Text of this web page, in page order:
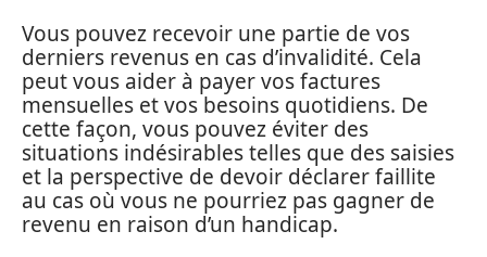
Vous pouvez recevoir une partie de vos
derniers revenus en cas d’invalidité. Cela
peut vous aider à payer vos factures
mensuelles et vos besoins quotidiens. De
cette façon, vous pouvez éviter des
situations indésirables telles que des saisies
et la perspective de devoir déclarer faillite
au cas où vous ne pourriez pas gagner de
revenu en raison d’un handicap.